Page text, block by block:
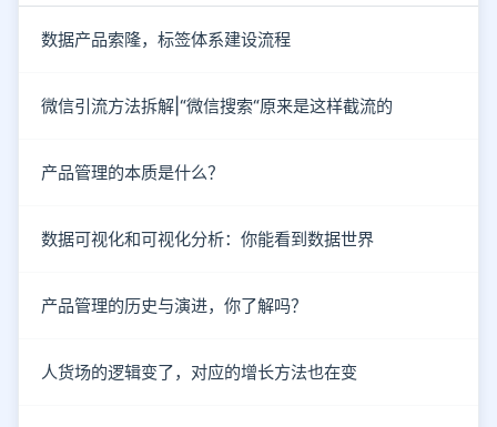
数据产品索隆，标签体系建设流程
微信引流方法拆解|“微信搜索“原来是这样截流的
产品管理的本质是什么？
数据可视化和可视化分析：你能看到数据世界
产品管理的历史与演进，你了解吗？
人货场的逻辑变了，对应的增长方法也在变